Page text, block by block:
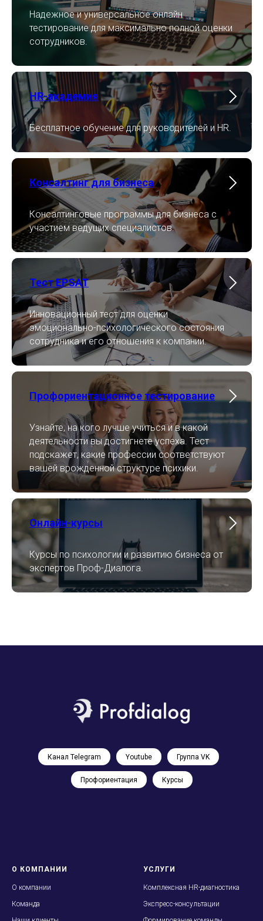
Надежное и универсальное онлайн
тестирование для максимально полной оценки
сотрудников.
HR-академия
Бесплатное обучение для руководителей и HR.
Консалтинг для бизнеса
Консалтинговые программы для бизнеса с
участием ведущих специалистов.
Тест EPSAT
Инновационный тест для оценки
эмоционально-психологического состояния
сотрудника и его отношения к компании.
Профориентационное тестирование
Узнайте, на кого лучше учиться и в какой
деятельности вы достигнете успеха. Тест
подскажет, какие профессии соответствуют
вашей врожденной структуре психики.
Онлайн-курсы
Курсы по психологии и развитию бизнеса от
экспертов Проф-Диалога.
Канал Telegram Youtube Группа VK
Профориентация Курсы
О КОМПАНИИ
О компании
Команда
УСЛУГИ
Комплексная HR-диагностика
Экспресс-консультации